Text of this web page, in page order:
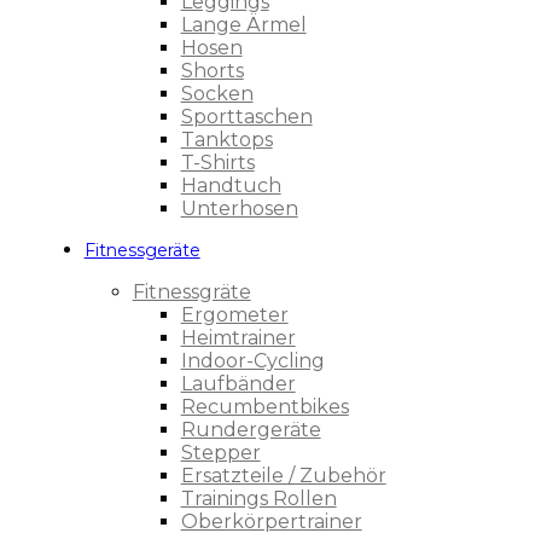
Lange Ärmel
Hosen
Shorts
Socken
Sporttaschen
Tanktops
T-Shirts
Handtuch
Unterhosen
Fitnessgeräte
Fitnessgräte
Ergometer
Heimtrainer
Indoor-Cycling
Laufbänder
Recumbentbikes
Rundergeräte
Stepper
Ersatzteile / Zubehör
Trainings Rollen
Oberkörpertrainer